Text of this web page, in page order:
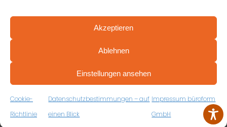
Akzeptieren
Ablehnen
Einstellungen ansehen
Cookie-
Richtlinie
Datenschutzbestimmungen – auf
einen Blick
Impressum büroform
GmbH
IMPRESSUM
Copyright 2025 ©
büroform
Erstellung:DOUBLE-YOUMEDIA.DE
VEREINBAREN SIE JETZT IHRE
KOSTENFREIE ERSTBERATUNG
ZUM RÜCKRUFFORMULAR